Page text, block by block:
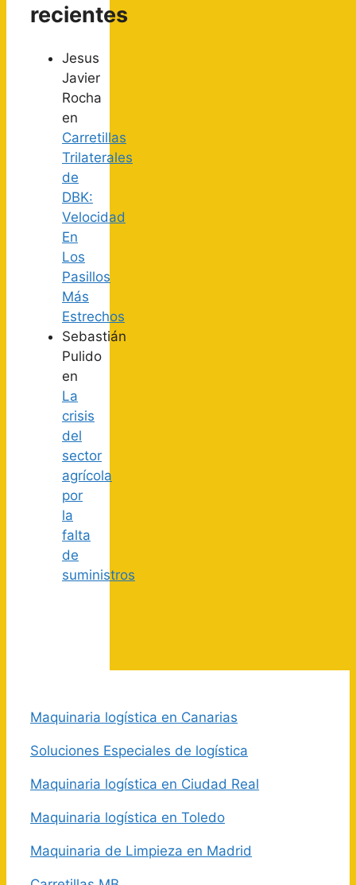
recientes
Jesus
Javier
Rocha
en
Carretillas
Trilaterales
de
DBK:
Velocidad
En
Los
Pasillos
Más
Estrechos
Sebastián
Pulido
en
La
crisis
del
sector
agrícola
por
la
falta
de
suministros
Maquinaria logística en Canarias
Soluciones Especiales de logística
Maquinaria logística en Ciudad Real
Maquinaria logística en Toledo
Maquinaria de Limpieza en Madrid